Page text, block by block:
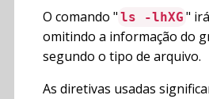
O comando " ls -lhXG "
omitindo a informação do
segundo o tipo de arquivo.
As diretivas usadas